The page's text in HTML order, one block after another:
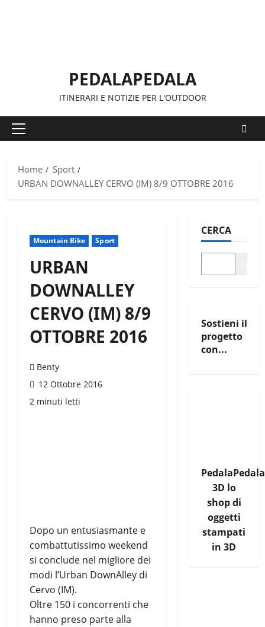
PEDALAPEDALA
ITINERARI E NOTIZIE PER L'OUTDOOR
Menu
Home
Sport
URBAN DOWNALLEY CERVO (IM) 8/9 OTTOBRE 2016
Mountain Bike Sport
URBAN
DOWNALLEY
CERVO (IM) 8/9
OTTOBRE 2016
Benty
12 Ottobre 2016
2 minuti letti
Dopo un entusiasmante e
combattutissimo weekend
si conclude nel migliore dei
modi l’Urban DownAlley di
Cervo (IM).
Oltre 150 i concorrenti che
hanno preso parte alla
CERCA
Sostieni il
progetto
con...
PedalaPedala
3D lo
shop di
oggetti
stampati
in 3D